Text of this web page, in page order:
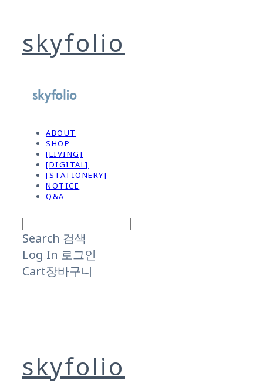
skyfolio
ABOUT
SHOP
[LIVING]
[DIGITAL]
[STATIONERY]
NOTICE
Q&A
Search 검색
Log In 로그인
Cart장바구니
skyfolio